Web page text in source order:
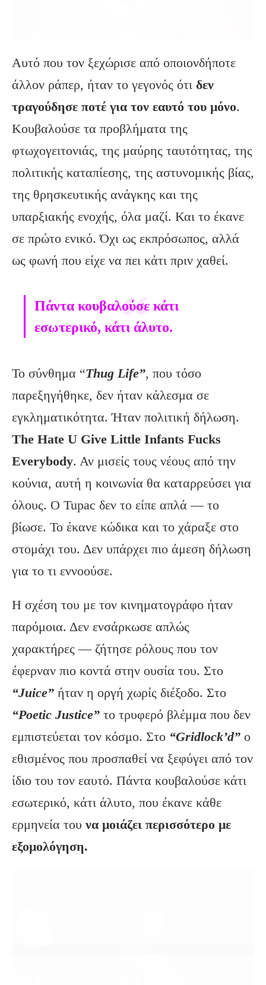
Αυτό που τον ξεχώρισε από οποιονδήποτε
άλλον ράπερ, ήταν το γεγονός ότι δεν
τραγούδησε ποτέ για τον εαυτό του μόνο.
Κουβαλούσε τα προβλήματα της
φτωχογειτονιάς, της μαύρης ταυτότητας, της
πολιτικής καταπίεσης, της αστυνομικής βίας,
της θρησκευτικής ανάγκης και της
υπαρξιακής ενοχής, όλα μαζί. Και το έκανε
σε πρώτο ενικό. Όχι ως εκπρόσωπος, αλλά
ως φωνή που είχε να πει κάτι πριν χαθεί.
Πάντα κουβαλούσε κάτι
εσωτερικό, κάτι άλυτο.
Το σύνθημα “Thug Life”, που τόσο
παρεξηγήθηκε, δεν ήταν κάλεσμα σε
εγκληματικότητα. Ήταν πολιτική δήλωση.
The Hate U Give Little Infants Fucks
Everybody. Αν μισείς τους νέους από την
κούνια, αυτή η κοινωνία θα καταρρεύσει για
όλους. Ο Tupac δεν το είπε απλά — το
βίωσε. Το έκανε κώδικα και το χάραξε στο
στομάχι του. Δεν υπάρχει πιο άμεση δήλωση
για το τι εννοούσε.
Η σχέση του με τον κινηματογράφο ήταν
παρόμοια. Δεν ενσάρκωσε απλώς
χαρακτήρες — ζήτησε ρόλους που τον
έφερναν πιο κοντά στην ουσία του. Στο
“Juice” ήταν η οργή χωρίς διέξοδο. Στο
“Poetic Justice” το τρυφερό βλέμμα που δεν
εμπιστεύεται τον κόσμο. Στο “Gridlock’d” ο
εθισμένος που προσπαθεί να ξεφύγει από τον
ίδιο του τον εαυτό. Πάντα κουβαλούσε κάτι
εσωτερικό, κάτι άλυτο, που έκανε κάθε
ερμηνεία του να μοιάζει περισσότερο με
εξομολόγηση.